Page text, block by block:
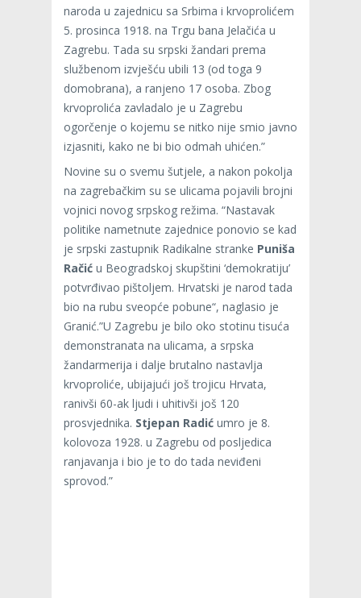
naroda u zajednicu sa Srbima i krvoprolićem
5. prosinca 1918. na Trgu bana Jelačića u
Zagrebu. Tada su srpski žandari prema
službenom izvješću ubili 13 (od toga 9
domobrana), a ranjeno 17 osoba. Zbog
krvoprolića zavladalo je u Zagrebu
ogorčenje o kojemu se nitko nije smio javno
izjasniti, kako ne bi bio odmah uhićen.”
Novine su o svemu šutjele, a nakon pokolja
na zagrebačkim su se ulicama pojavili brojni
vojnici novog srpskog režima. “Nastavak
politike nametnute zajednice ponovio se kad
je srpski zastupnik Radikalne stranke Puniša
Račić u Beogradskoj skupštini ‘demokratiju’
potvrđivao pištoljem. Hrvatski je narod tada
bio na rubu sveopće pobune“, naglasio je
Granić.”U Zagrebu je bilo oko stotinu tisuća
demonstranata na ulicama, a srpska
žandarmerija i dalje brutalno nastavlja
krvoproliće, ubijajući još trojicu Hrvata,
ranivši 60-ak ljudi i uhitivši još 120
prosvjednika. Stjepan Radić umro je 8.
kolovoza 1928. u Zagrebu od posljedica
ranjavanja i bio je to do tada neviđeni
sprovod.”